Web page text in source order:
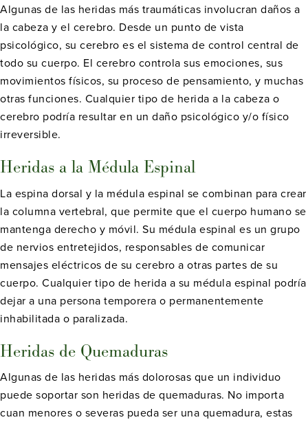
Algunas de las heridas más traumáticas involucran daños a
la cabeza y el cerebro. Desde un punto de vista
psicológico, su cerebro es el sistema de control central de
todo su cuerpo. El cerebro controla sus emociones, sus
movimientos físicos, su proceso de pensamiento, y muchas
otras funciones. Cualquier tipo de herida a la cabeza o
cerebro podría resultar en un daño psicológico y/o físico
irreversible.
Heridas a la Médula Espinal
La espina dorsal y la médula espinal se combinan para crear
la columna vertebral, que permite que el cuerpo humano se
mantenga derecho y móvil. Su médula espinal es un grupo
de nervios entretejidos, responsables de comunicar
mensajes eléctricos de su cerebro a otras partes de su
cuerpo. Cualquier tipo de herida a su médula espinal podría
dejar a una persona temporera o permanentemente
inhabilitada o paralizada.
Heridas de Quemaduras
Algunas de las heridas más dolorosas que un individuo
puede soportar son heridas de quemaduras. No importa
cuan menores o severas pueda ser una quemadura, estas